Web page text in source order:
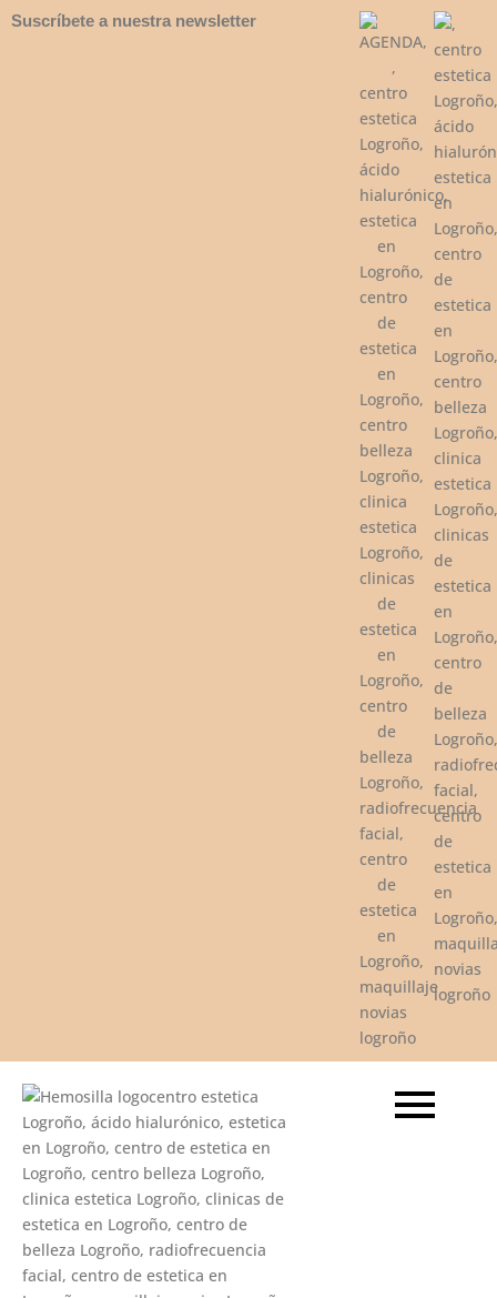
Suscríbete a nuestra newsletter